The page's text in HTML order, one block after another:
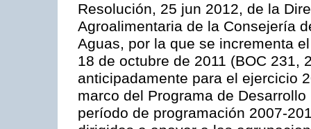
Resolución, 25 jun 2012, de la
Agroalimentaria de la Consejería
Aguas, por la que se incrementa
18 de octubre de 2011 (BOC 231,
anticipadamente para el ejercicio
marco del Programa de
período de programación 2007-